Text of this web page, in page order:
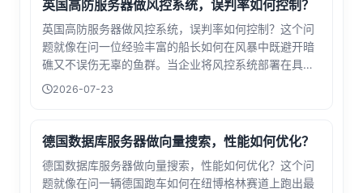
英国高防服务器做风控系统，误判率如何控制？
英国高防服务器做风控系统，误判率如何控制？这个问
题就像在问一位经验丰富的船长如何在风暴中既避开暗
礁又不误伤无辜的鱼群。当企业将风控系统部署在具备
强大DDoS防护能力的英国服务器上时，数据安全与用
2026-07-23
德国数据库服务器做向量搜索，性能如何优化？
德国数据库服务器做向量搜索，性能如何优化？这个问
题就像在问一辆德国跑车如何在纽博格林赛道上跑出最